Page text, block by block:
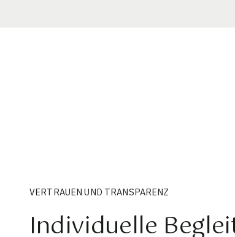
VERTRAUEN UND TRANSPARENZ
Individuelle